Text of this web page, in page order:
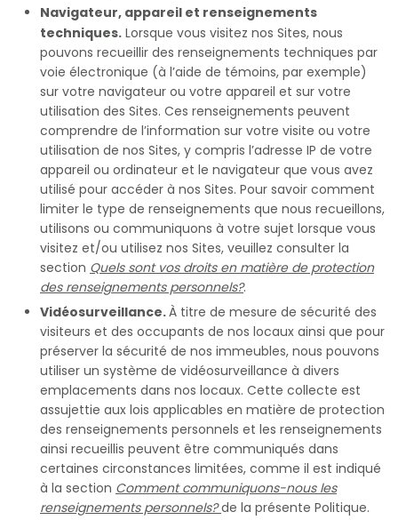
Navigateur, appareil et renseignements
techniques.Lorsque vous visitez nos Sites, nous
pouvons recueillir des renseignements techniques par
voie électronique (à l’aide de témoins, par exemple)
sur votre navigateur ou votre appareil et sur votre
utilisation des Sites. Ces renseignements peuvent
comprendre de l’information sur votre visite ou votre
utilisation de nos Sites, y compris l’adresse IP de votre
appareil ou ordinateur et le navigateur que vous avez
utilisé pour accéder à nos Sites. Pour savoir comment
limiter le type de renseignements que nous recueillons,
utilisons ou communiquons à votre sujet lorsque vous
visitez et/ou utilisez nos Sites, veuillez consulter la
section Quels sont vos droits en matière de protection
des renseignements personnels?.
Vidéosurveillance.À titre de mesure de sécurité des
visiteurs et des occupants de nos locaux ainsi que pour
préserver la sécurité de nos immeubles, nous pouvons
utiliser un système de vidéosurveillance à divers
emplacements dans nos locaux. Cette collecte est
assujettie aux lois applicables en matière de protection
des renseignements personnels et les renseignements
ainsi recueillis peuvent être communiqués dans
certaines circonstances limitées, comme il est indiqué
à la section Comment communiquons-nous les
renseignements personnels?de la présente Politique.